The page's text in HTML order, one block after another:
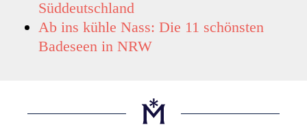
Süddeutschland
Ab ins kühle Nass: Die 11 schönsten
Badeseen in NRW